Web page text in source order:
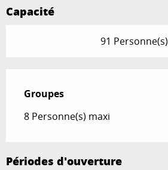
Capacité
91 Personne(s)
Groupes
Groupes
8 Personne(s) maxi
Périodes d'ouverture